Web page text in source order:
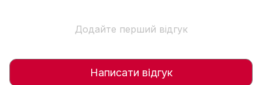
Додайте перший відгук
Написати відгук